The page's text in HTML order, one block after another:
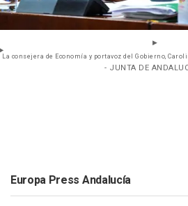
La consejera de Economía y portavoz del Gobierno,
- JUNTA DE
Europa Press Andalucía